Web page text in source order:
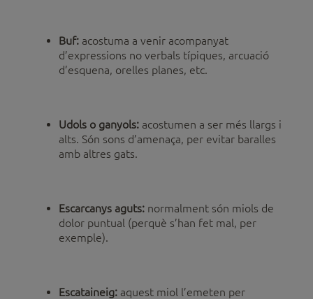
Buf: acostuma a venir acompanyat
d’expressions no verbals típiques, arcuació
d’esquena, orelles planes, etc.
Udols o ganyols: acostumen a ser més llargs i
alts. Són sons d’amenaça, per evitar baralles
amb altres gats.
Escarcanys aguts: normalment són miols de
dolor puntual (perquè s’han fet mal, per
exemple).
Escataineig: aquest miol l’emeten per